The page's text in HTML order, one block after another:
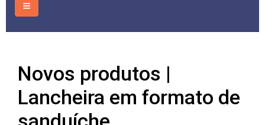
CONSULTORIA
ASSUNTOS
Novos produtos |
Lancheira em formato de